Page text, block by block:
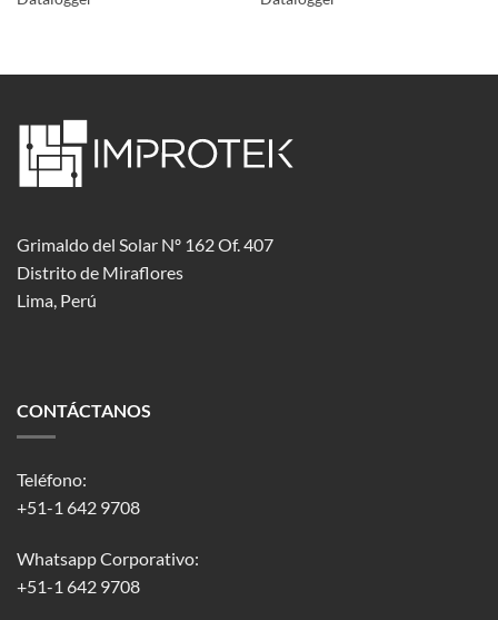
Grimaldo del Solar Nº 162 Of. 407
Distrito de Miraflores
Lima, Perú
CONTÁCTANOS
Teléfono:
+51-1 642 9708
Whatsapp Corporativo:
+51-1 642 9708